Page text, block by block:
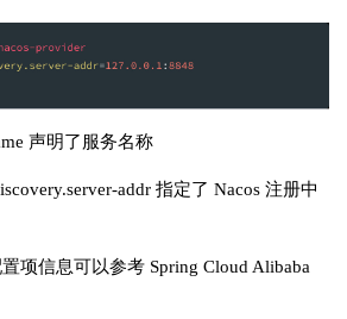
声明了服务名称
addr 指定了 Nacos 注册中
项信息可以参考 Spring Cloud Alibaba